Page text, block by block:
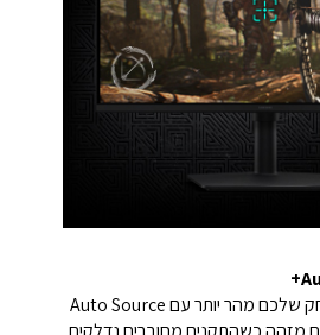
היכנסו לפעולת המשחק שלכם מהר יותר עם Auto Source